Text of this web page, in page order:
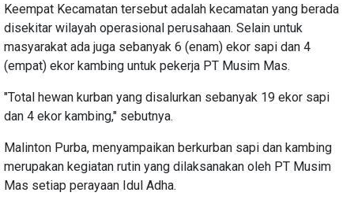
Keempat Kecamatan tersebut adalah kecamatan yang berada
disekitar wilayah operasional perusahaan. Selain untuk
masyarakat ada juga sebanyak 6 (enam) ekor sapi dan 4
(empat) ekor kambing untuk pekerja PT Musim Mas.
"Total hewan kurban yang disalurkan sebanyak 19 ekor sapi
dan 4 ekor kambing," sebutnya.
Malinton Purba, menyampaikan berkurban sapi dan kambing
merupakan kegiatan rutin yang dilaksanakan oleh PT Musim
Mas setiap perayaan Idul Adha.